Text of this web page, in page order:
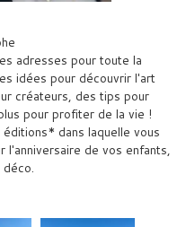
adresses pour toute la
idées pour découvrir l'art
créateurs, des tips pour
pour profiter de la vie !
dans laquelle vous
de vos enfants,